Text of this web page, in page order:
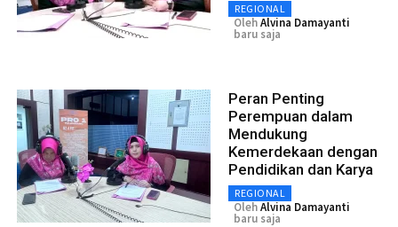
REGIONAL
OlehAlvina Damayanti
baru saja
Peran Penting
Perempuan dalam
Mendukung
Kemerdekaan dengan
Pendidikan dan Karya
REGIONAL
OlehAlvina Damayanti
baru saja